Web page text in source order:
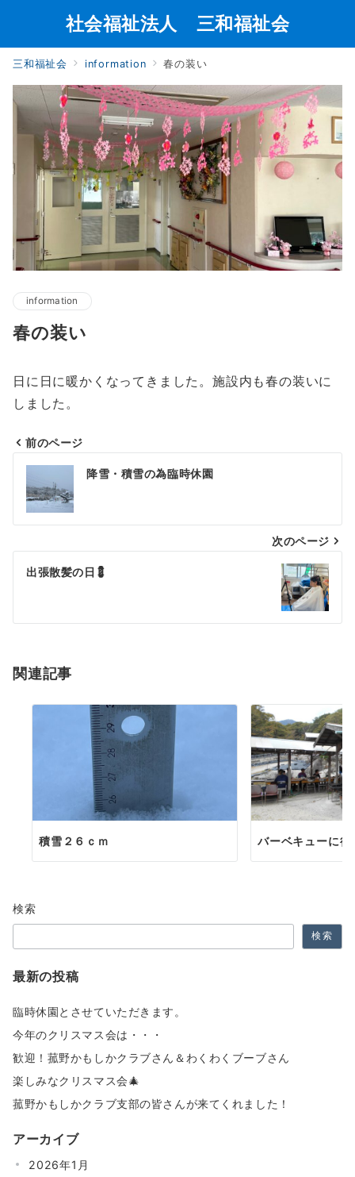
社会福祉法人 三和福祉会
三和福祉会 information 春の装い
information
春の装い
日に日に暖かくなってきました。施設内も春の装いに
しました。
投
稿
ナ
ビ
ゲ
シ
ン
前のページ
降雪・積雪の為臨時休園
次のページ
出張散髪の日💈
関連記事
積雪２６ｃｍ バーベキューに
検索
検索
最新の投稿
臨時休園とさせていただきます。
今年のクリスマス会は・・・
歓迎！菰野かもしかクラブさん＆わくわくブーブさん
楽しみなクリスマス会🎄
菰野かもしかクラブ支部の皆さんが来てくれました！
アーカイブ
2026年1月